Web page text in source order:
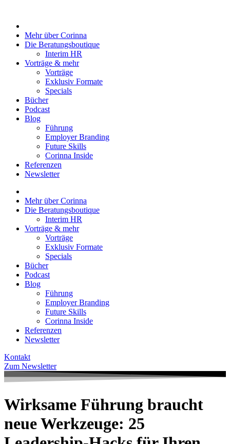
springen
Mehr über Corinna
Die Beratungsboutique
Interim HR
Vorträge & mehr
Vorträge
Exklusiv Formate
Specials
Bücher
Podcast
Blog
Führung
Employer Branding
Future Skills
Corinna Inside
Referenzen
Newsletter
Mehr über Corinna
Die Beratungsboutique
Interim HR
Vorträge & mehr
Vorträge
Exklusiv Formate
Specials
Bücher
Podcast
Blog
Führung
Employer Branding
Future Skills
Corinna Inside
Referenzen
Newsletter
Kontakt
Zum Newsletter
Wirksame Führung braucht
neue Werkzeuge: 25